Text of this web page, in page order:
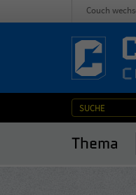
Thema
Couch